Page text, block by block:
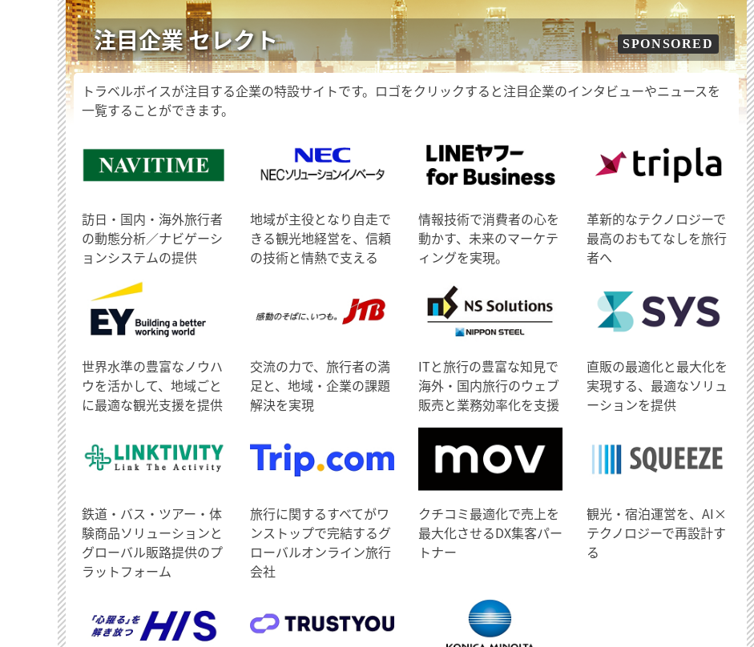
注目企業 セレクト SPONSORED
トラベルボイスが注目する企業の特設サイトです。ロゴをクリックすると注目企業のインタビューやニュースを
一覧することができます。
訪日・国内・海外旅行者
の動態分析／ナビゲーシ
ョンシステムの提供
地域が主役となり自走で
きる観光地経営を、信頼
の技術と情熱で支える
情報技術で消費者の心を
動かす、未来のマーケテ
ィングを実現。
革新的なテクノロジーで
最高のおもてなしを旅行
者へ
世界水準の豊富なノウハ
ウを活かして、地域ごと
に最適な観光支援を提供
交流の力で、旅行者の満
足と、地域・企業の課題
解決を実現
ITと旅行の豊富な知見で
海外・国内旅行のウェブ
販売と業務効率化を支援
直販の最適化と最大化を
実現する、最適なソリュ
ーションを提供
鉄道・バス・ツアー・体
験商品ソリューションと
グローバル販路提供のプ
ラットフォーム
旅行に関するすべてがワ
ンストップで完結するグ
ローバルオンライン旅行
会社
クチコミ最適化で売上を
最大化させるDX集客パー
トナー
観光・宿泊運営を、AI×
テクノロジーで再設計す
る